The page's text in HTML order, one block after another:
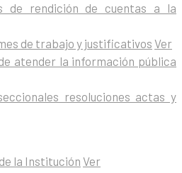
de rendición de cuentas a la
de trabajo y justificativos Ver
atender la información pública
resoluciones actas y
la Institución Ver